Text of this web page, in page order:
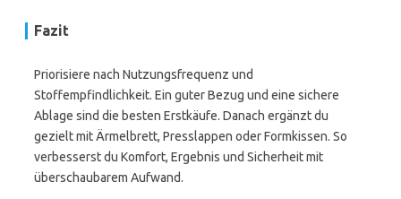
Fazit
Priorisiere nach Nutzungsfrequenz und
Stoffempfindlichkeit. Ein guter Bezug und eine sichere
Ablage sind die besten Erstkäufe. Danach ergänzt du
gezielt mit Ärmelbrett, Presslappen oder Formkissen. So
verbesserst du Komfort, Ergebnis und Sicherheit mit
überschaubarem Aufwand.